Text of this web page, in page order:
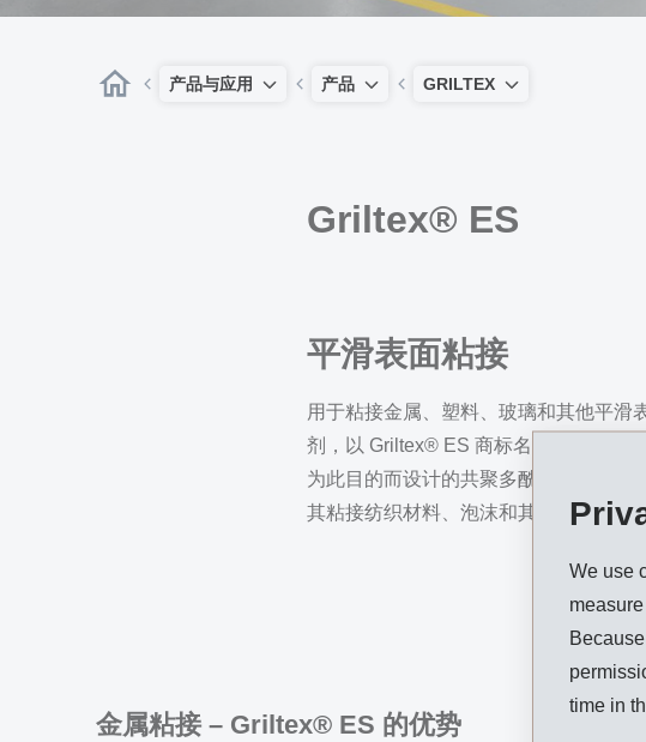
We use
time in
产品与应用 产品 GRILTEX
Griltex® ES
平滑表面粘接
用于粘接金属、塑料、玻璃和其他平滑
剂，以 Griltex® ES 商标名进行生产。
为此目的而设计的共聚多酰胺和共聚多
其粘接纺织材料、泡沫和其他多孔材料
金属粘接 – Griltex® ES 的优势